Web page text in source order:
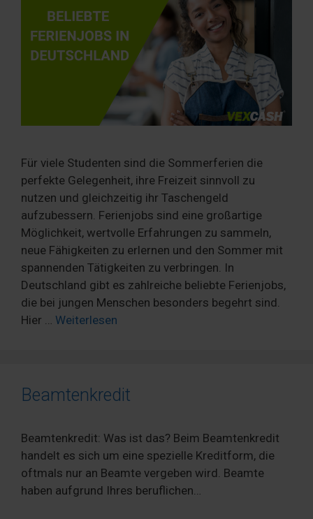
Für viele Studenten sind die Sommerferien die
perfekte Gelegenheit, ihre Freizeit sinnvoll zu
nutzen und gleichzeitig ihr Taschengeld
aufzubessern. Ferienjobs sind eine großartige
Möglichkeit, wertvolle Erfahrungen zu sammeln,
neue Fähigkeiten zu erlernen und den Sommer mit
spannenden Tätigkeiten zu verbringen. In
Deutschland gibt es zahlreiche beliebte Ferienjobs,
die bei jungen Menschen besonders begehrt sind.
Hier … Weiterlesen
Beamtenkredit
Beamtenkredit: Was ist das? Beim Beamtenkredit
handelt es sich um eine spezielle Kreditform, die
oftmals nur an Beamte vergeben wird. Beamte
haben aufgrund Ihres beruflichen…